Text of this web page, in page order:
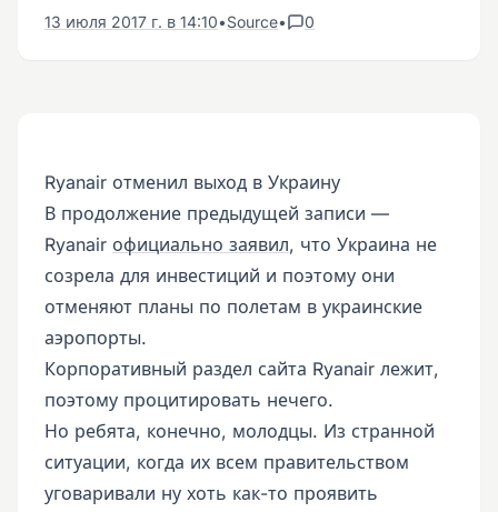
13 июля 2017 г. в 14:10•Source• 0
Ryanair отменил выход в Украину
В продолжение предыдущей записи —
Ryanair официально заявил, что Украина не
созрела для инвестиций и поэтому они
отменяют планы по полетам в украинские
аэропорты.
Корпоративный раздел сайта Ryanair лежит,
поэтому процитировать нечего.
Но ребята, конечно, молодцы. Из странной
ситуации, когда их всем правительством
уговаривали ну хоть как-то проявить